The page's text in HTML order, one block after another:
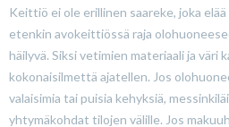
Keittiö ei ole erillinen saareke, joka
etenkin avokeittiössä raja
häilyvä. Siksi vetimien materiaali ja väri
kokonaisilmettä ajatellen. Jos
valaisimia tai puisia kehyksiä,
yhtymäkohdat tilojen välille. Jos